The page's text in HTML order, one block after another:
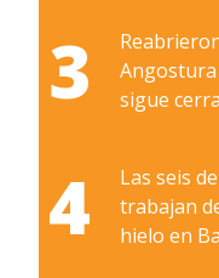
3
Angostura
sigue
4
Las seis
trabajan
hielo en